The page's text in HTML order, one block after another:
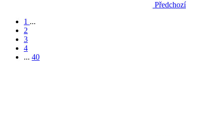
Předchozí
1 ...
2
3
4
... 40